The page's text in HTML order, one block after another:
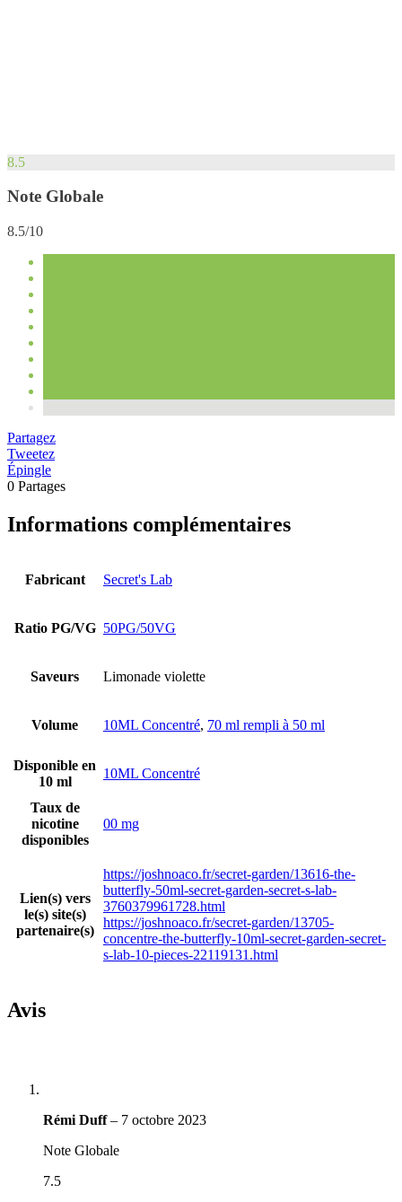
8.5
Note Globale
8.5/10
Partagez
Tweetez
Épingle
0 Partages
Informations complémentaires
Fabricant Secret's Lab
Ratio PG/VG 50PG/50VG
Saveurs Limonade violette
Volume 10ML Concentré, 70 ml rempli à 50 ml
Disponible en
10 ml
10ML Concentré
Taux de
nicotine
disponibles
00 mg
Lien(s) vers
le(s) site(s)
partenaire(s)
https://joshnoaco.fr/secret-garden/13616-the-
butterfly-50ml-secret-garden-secret-s-lab-
3760379961728.html
https://joshnoaco.fr/secret-garden/13705-
concentre-the-butterfly-10ml-secret-garden-secret-
s-lab-10-pieces-22119131.html
Avis
Rémi Duff– 7 octobre 2023
Note Globale
7.5